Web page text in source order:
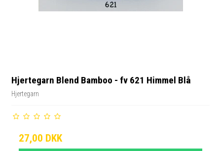
Hjertegarn Blend Bamboo - fv 621 Himmel Blå
Hjertegarn
27,00 DKK